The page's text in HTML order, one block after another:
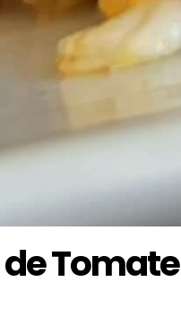
Tomate